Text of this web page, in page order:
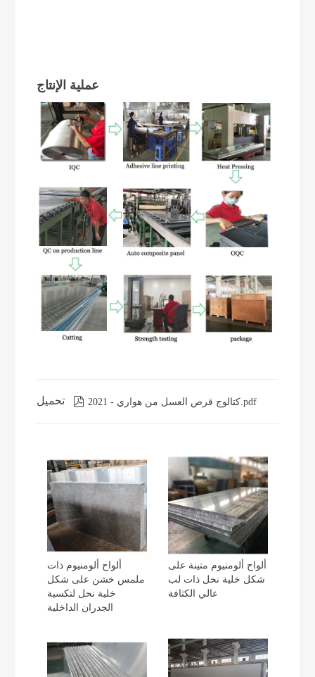
عملية الإنتاج
تحميل  كتالوج قرص العسل من هواري - 2021.pdf
ألواح ألومنيوم ذات
ملمس خشن على شكل
خلية نحل لتكسية
الجدران الداخلية
ألواح ألومنيوم متينة على
شكل خلية نحل ذات لب
عالي الكثافة